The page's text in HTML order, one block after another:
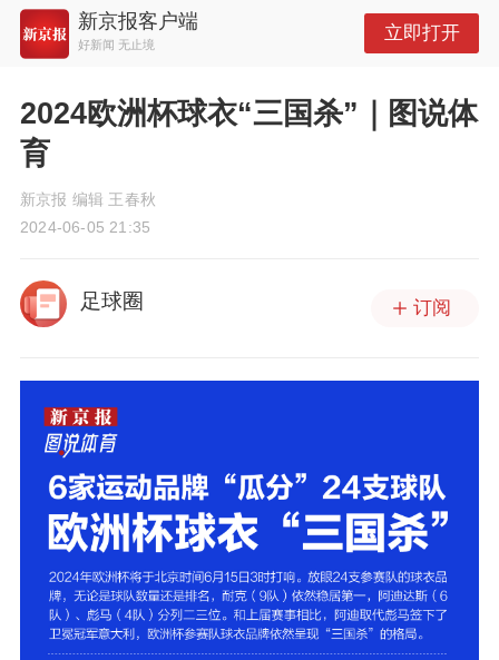
新京报客户端
好新闻 无止境
立即打开
2024欧洲杯球衣“三国杀”｜图说体
育
新京报 编辑 王春秋
2024-06-05 21:35
足球圈 订阅